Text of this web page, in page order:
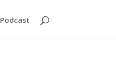
Podcast